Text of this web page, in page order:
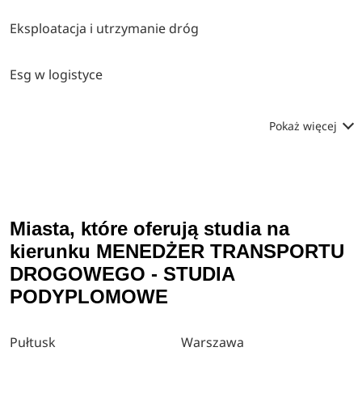
Eksploatacja i utrzymanie dróg
Esg w logistyce
Pokaż więcej
Miasta, które oferują studia na
kierunku MENEDŻER TRANSPORTU
DROGOWEGO - STUDIA
PODYPLOMOWE
Pułtusk Warszawa